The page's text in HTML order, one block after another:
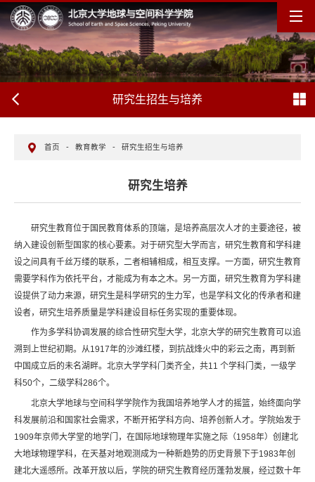
研究生招生与培养
首页 - 教育教学 - 研究生招生与培养
研究生培养
研究生教育位于国民教育体系的顶端，是培养高层次人才的主要途径，被
纳入建设创新型国家的核心要素。对于研究型大学而言，研究生教育和学科建
设之间具有千丝万缕的联系，二者相辅相成，相互支撑。一方面，研究生教育
需要学科作为依托平台，才能成为有本之木。另一方面，研究生教育为学科建
设提供了动力来源，研究生是科学研究的生力军，也是学科文化的传承者和建
设者，研究生培养质量是学科建设目标任务实现的重要体现。
作为多学科协调发展的综合性研究型大学，北京大学的研究生教育可以追
溯到上世纪初期。从1917年的沙滩红楼，到抗战烽火中的彩云之南，再到新
中国成立后的未名湖畔。北京大学学科门类齐全，共11 个学科门类，一级学
科50个，二级学科286个。
北京大学地球与空间科学学院作为我国培养地学人才的摇篮，始终面向学
科发展前沿和国家社会需求，不断开拓学科方向、培养创新人才。学院始发于
1909年京师大学堂的地学门，在国际地球物理年实施之际（1958年）创建北
大地球物理学科，在天基对地观测成为一种新趋势的历史背景下于1983年创
建北大遥感所。改革开放以后，学院的研究生教育经历蓬勃发展，经过数十年